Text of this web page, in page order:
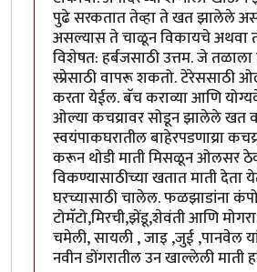
पुढे सरकतात तेव्हा ते खत झालेले
असल्यास ते चाळून विकायचे अथवा
विशेषत: हर्बजसाठी उत्तम. जे तळाला
स्प्रेसाठी वापरू शकतो. टेरेससाठी
करता येईल. बॅच कराव्या आणि
ओल्या कचय्रावर सोडून झालेले खत
स्वयंपाकघरातील बाहेरपडणाय्रा
करून थोडी माती मिसळून ओलसर
विकण्यासाठीच्या खतात माती देता
घरच्यासाठी चालेल. फळझाडांना
टोमॅटो,मिरची,झेंडू,शेवंती आणि
चमेली, सायली , जाइ ,जुई ,पानवेल
नवीन डोंगरातील उन खाल्लेली माती